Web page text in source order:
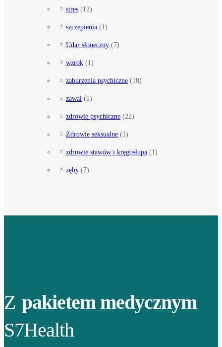
stres (12)
szczepienia (1)
Udar słoneczny (7)
wzrok (1)
zaburzenia psychiczne (18)
zawał (1)
zdrowie psychiczne (22)
Zdrowie seksualne (1)
zdrowie stawów i kręgosłupa (1)
zęby (7)
Z pakietem medycznym
S7Health